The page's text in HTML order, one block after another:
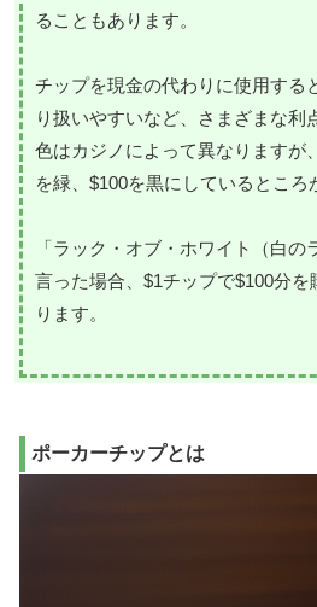
ることもあります。
チップを現金の代わりに使用する
り扱いやすいなど、さまざまな利
色はカジノによって異なりますが
を緑、$100を黒にしているところ
「ラック・オブ・ホワイト（白の
言った場合、$1チップで$100分
ります。
ポーカーチップとは